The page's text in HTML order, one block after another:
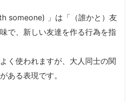
someone) 」は「（誰かと）友
で、新しい友達を作る行為を指
く使われますが、大人同士の関
ある表現です。